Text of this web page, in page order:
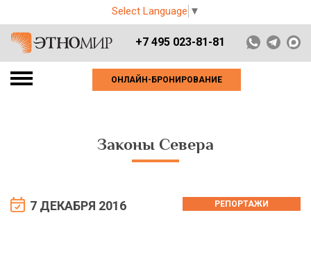
Select Language ▼
+7 495 023-81-81
ОНЛАЙН-БРОНИРОВАНИЕ
Законы Севера
7 ДЕКАБРЯ 2016 РЕПОРТАЖИ